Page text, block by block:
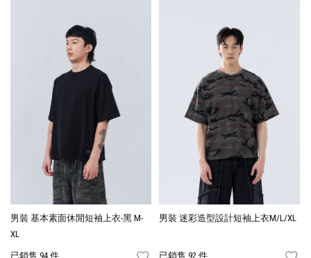
男裝 基本素面休閒短袖上衣-黑 M-
XL
已銷售 94 件
男裝 迷彩造型設計短袖上衣M/L/XL
已銷售 92 件